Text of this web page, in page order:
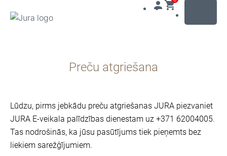
Preču atgriešana
Lūdzu, pirms jebkādu preču atgriešanas JURA piezvaniet
JURA E-veikala palīdzības dienestam uz +371 62004005.
Tas nodrošinās, ka jūsu pasūtījums tiek pieņemts bez
liekiem sarežģījumiem.